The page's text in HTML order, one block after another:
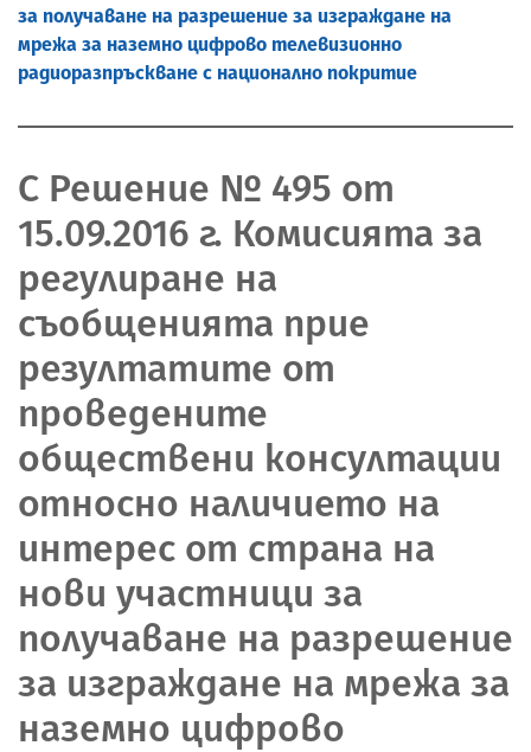
за получаване на разрешение за изграждане на
мрежа за наземно цифрово телевизионно
радиоразпръскване с национално покритие
С Решение № 495 от
15.09.2016 г. Комисията за
регулиране на
съобщенията прие
резултатите от
проведените
обществени консултации
относно наличието на
интерес от страна на
нови участници за
получаване на разрешение
за изграждане на мрежа за
наземно цифрово